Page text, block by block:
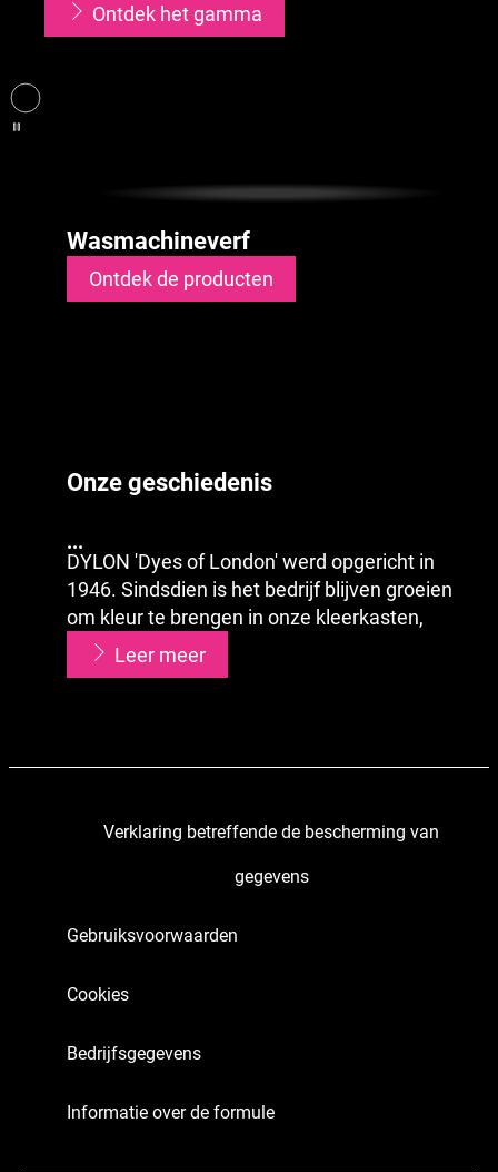
Ontdek het gamma
Wasmachineverf
Ontdek de producten
Onze geschiedenis
...
DYLON 'Dyes of London' werd opgericht in
1946. Sindsdien is het bedrijf blijven groeien
om kleur te brengen in onze kleerkasten,
woningen en levens.
Leer meer
Ontdek de gemakkelijke en efficiënte wijze om
Blog
... Leer meer
Verklaring betreffende de bescherming van
gegevens
Gebruiksvoorwaarden
Cookies
Bedrijfsgegevens
Informatie over de formule